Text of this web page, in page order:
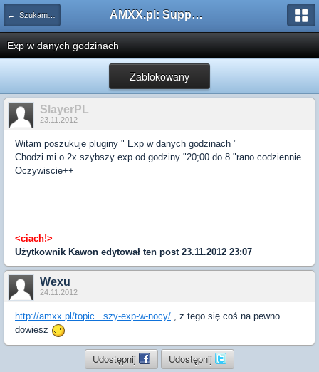
← Szukam pluginu AMXX.pl: Support AMX Mod X i SourceMod
Exp w danych godzinach
Zablokowany
SlayerPL
23.11.2012
Witam poszukuje pluginy " Exp w danych godzinach "
Chodzi mi o 2x szybszy exp od godziny "20;00 do 8 "rano codziennie
Oczywiscie++
<ciach!>
Użytkownik Kawon edytował ten post 23.11.2012 23:07
Wexu
24.11.2012
http://amxx.pl/topic...szy-exp-w-nocy/ , z tego się coś na pewno
dowiesz
Udostępnij Udostępnij